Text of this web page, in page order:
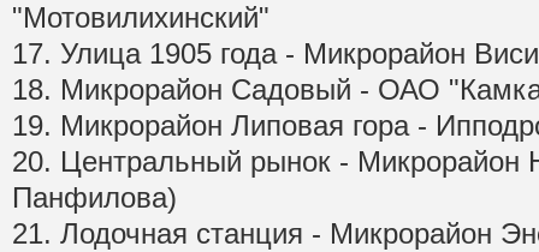
"Мотовилихинский"
17. Улица 1905 года - Микрорайон
18. Микрорайон Садовый - ОАО
19. Микрорайон Липовая гора -
20. Центральный рынок -
Панфилова)
21. Лодочная станция - Микрорайон